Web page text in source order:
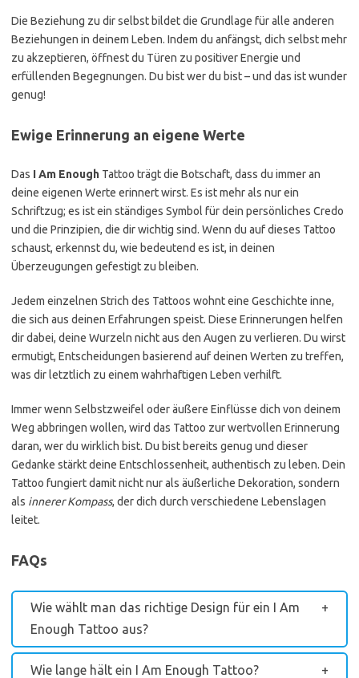
Die Beziehung zu dir selbst bildet die Grundlage für alle anderen
Beziehungen in deinem Leben. Indem du anfängst, dich selbst mehr
zu akzeptieren, öffnest du Türen zu positiver Energie und
erfüllenden Begegnungen. Du bist wer du bist – und das ist wunder
genug!
Ewige Erinnerung an eigene Werte
Das I Am Enough Tattoo trägt die Botschaft, dass du immer an
deine eigenen Werte erinnert wirst. Es ist mehr als nur ein
Schriftzug; es ist ein ständiges Symbol für dein persönliches Credo
und die Prinzipien, die dir wichtig sind. Wenn du auf dieses Tattoo
schaust, erkennst du, wie bedeutend es ist, in deinen
Überzeugungen gefestigt zu bleiben.
Jedem einzelnen Strich des Tattoos wohnt eine Geschichte inne,
die sich aus deinen Erfahrungen speist. Diese Erinnerungen helfen
dir dabei, deine Wurzeln nicht aus den Augen zu verlieren. Du wirst
ermutigt, Entscheidungen basierend auf deinen Werten zu treffen,
was dir letztlich zu einem wahrhaftigen Leben verhilft.
Immer wenn Selbstzweifel oder äußere Einflüsse dich von deinem
Weg abbringen wollen, wird das Tattoo zur wertvollen Erinnerung
daran, wer du wirklich bist. Du bist bereits genug und dieser
Gedanke stärkt deine Entschlossenheit, authentisch zu leben. Dein
Tattoo fungiert damit nicht nur als äußerliche Dekoration, sondern
als innerer Kompass, der dich durch verschiedene Lebenslagen
leitet.
FAQs
Wie wählt man das richtige Design für ein I Am
Enough Tattoo aus?
Wie lange hält ein I Am Enough Tattoo?